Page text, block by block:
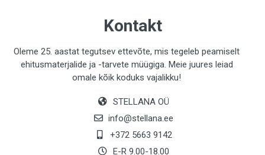
Kontakt
Oleme 25. aastat tegutsev ettevõte, mis tegeleb peamiselt
ehitusmaterjalide ja -tarvete müügiga. Meie juures leiad
omale kõik koduks vajalikku!
STELLANA OÜ
info@stellana.ee
+372 5663 9142
E-R 9.00-18.00